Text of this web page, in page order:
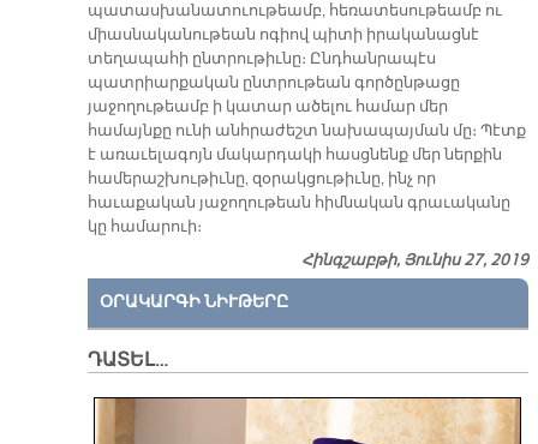
պատասխանատուութեամբ, հեռատեսութեամբ ու
միասնականութեան ոգիով պիտի իրականացնէ
տեղապահի ընտրութիւնը։ Ընդհանրապէս
պատրիարքական ընտրութեան գործընթացը
յաջողութեամբ ի կատար ածելու համար մեր
համայնքը ունի անհրաժեշտ նախապայման մը։ Պէտք
է առաւելագոյն մակարդակի հասցնենք մեր ներքին
համերաշխութիւնը, զօրակցութիւնը, ինչ որ
հաւաքական յաջողութեան հիմնական գրաւականը
կը համարուի։
Հինգշաբթի, Յունիս 27, 2019
ՕՐԱԿԱՐԳԻ ՆԻՒԹԵՐԸ
ԴԱՏԵԼ…